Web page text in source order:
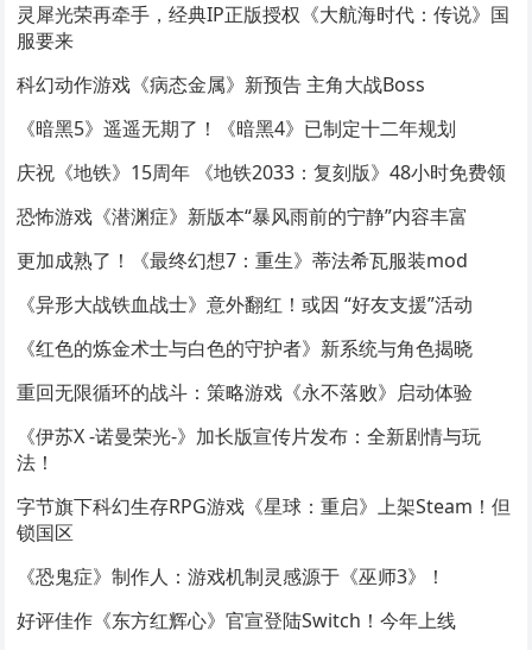
灵犀光荣再牵手，经典IP正版授权《大航海时代：传说》国
服要来
科幻动作游戏《病态金属》新预告 主角大战Boss
《暗黑5》遥遥无期了！《暗黑4》已制定十二年规划
庆祝《地铁》15周年 《地铁2033：复刻版》48小时免费领
恐怖游戏《潜渊症》新版本“暴风雨前的宁静”内容丰富
更加成熟了！《最终幻想7：重生》蒂法希瓦服装mod
《异形大战铁血战士》意外翻红！或因 “好友支援”活动
《红色的炼金术士与白色的守护者》新系统与角色揭晓
重回无限循环的战斗：策略游戏《永不落败》启动体验
《伊苏X -诺曼荣光-》加长版宣传片发布：全新剧情与玩
法！
字节旗下科幻生存RPG游戏《星球：重启》上架Steam！但
锁国区
《恐鬼症》制作人：游戏机制灵感源于《巫师3》！
好评佳作《东方红辉心》官宣登陆Switch！今年上线